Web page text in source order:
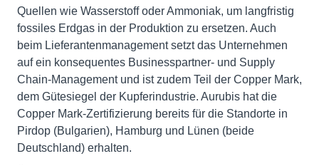
Quellen wie Wasserstoff oder Ammoniak, um langfristig
fossiles Erdgas in der Produktion zu ersetzen. Auch
beim Lieferantenmanagement setzt das Unternehmen
auf ein konsequentes Businesspartner- und Supply
Chain-Management und ist zudem Teil der Copper Mark,
dem Gütesiegel der Kupferindustrie. Aurubis hat die
Copper Mark-Zertifizierung bereits für die Standorte in
Pirdop (Bulgarien), Hamburg und Lünen (beide
Deutschland) erhalten.